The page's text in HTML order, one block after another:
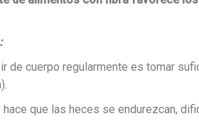
de cuerpo regularmente es tomar
que las heces se endurezcan,